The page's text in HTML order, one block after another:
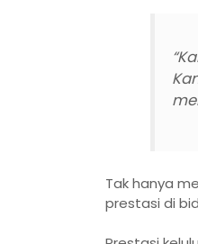
Tak hanya
prestasi di